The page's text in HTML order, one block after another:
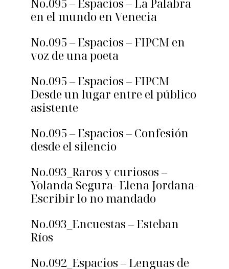
No.095 – Espacios – La Palabra
en el mundo en Venecia
No.095 – Espacios – FIPCM en
voz de una poeta
No.095 – Espacios – FIPCM
Desde un lugar entre el público
asistente
No.095 – Espacios – Confesión
desde el silencio
No.093_Raros y curiosos –
Yolanda Segura- Elena Jordana-
Escribir lo no mandado
No.093_Encuestas – Esteban
Ríos
No.092_Espacios – Lenguas de